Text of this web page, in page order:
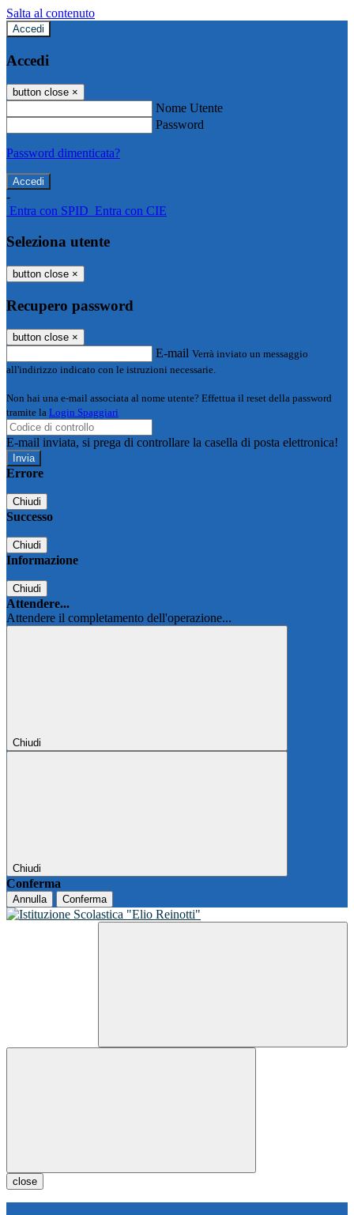
Salta al contenuto
Accedi
Accedi
button close ×
Nome Utente
Password
Password dimenticata?
-
Entra con SPID Entra con CIE
Seleziona utente
button close ×
Recupero password
button close ×
E-mail Verrà inviato un messaggio
all'indirizzo indicato con le istruzioni necessarie.
Non hai una e-mail associata al nome utente? Effettua il reset della password
tramite la Login Spaggiari
E-mail inviata, si prega di controllare la casella di posta elettronica!
Errore
Chiudi
Successo
Chiudi
Informazione
Chiudi
Attendere...
Attendere il completamento dell'operazione...
Chiudi
Chiudi
Conferma
Annulla Conferma
close